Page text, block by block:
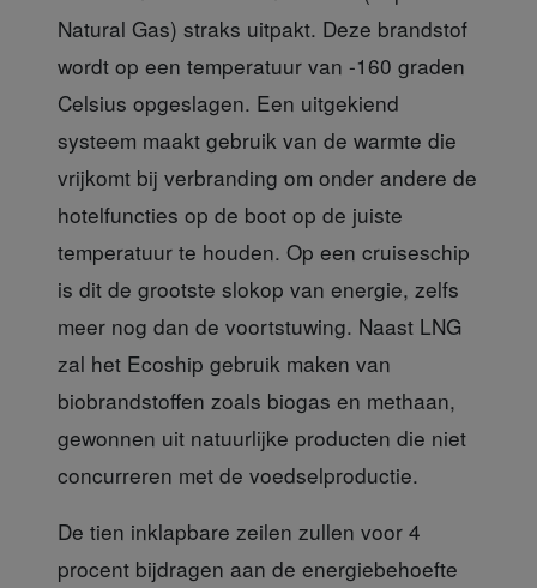
Natural Gas) straks uitpakt. Deze brandstof
wordt op een temperatuur van -160 graden
Celsius opgeslagen. Een uitgekiend
systeem maakt gebruik van de warmte die
vrijkomt bij verbranding om onder andere de
hotelfuncties op de boot op de juiste
temperatuur te houden. Op een cruiseschip
is dit de grootste slokop van energie, zelfs
meer nog dan de voortstuwing. Naast LNG
zal het Ecoship gebruik maken van
biobrandstoffen zoals biogas en methaan,
gewonnen uit natuurlijke producten die niet
concurreren met de voedselproductie.
De tien inklapbare zeilen zullen voor 4
procent bijdragen aan de energiebehoefte